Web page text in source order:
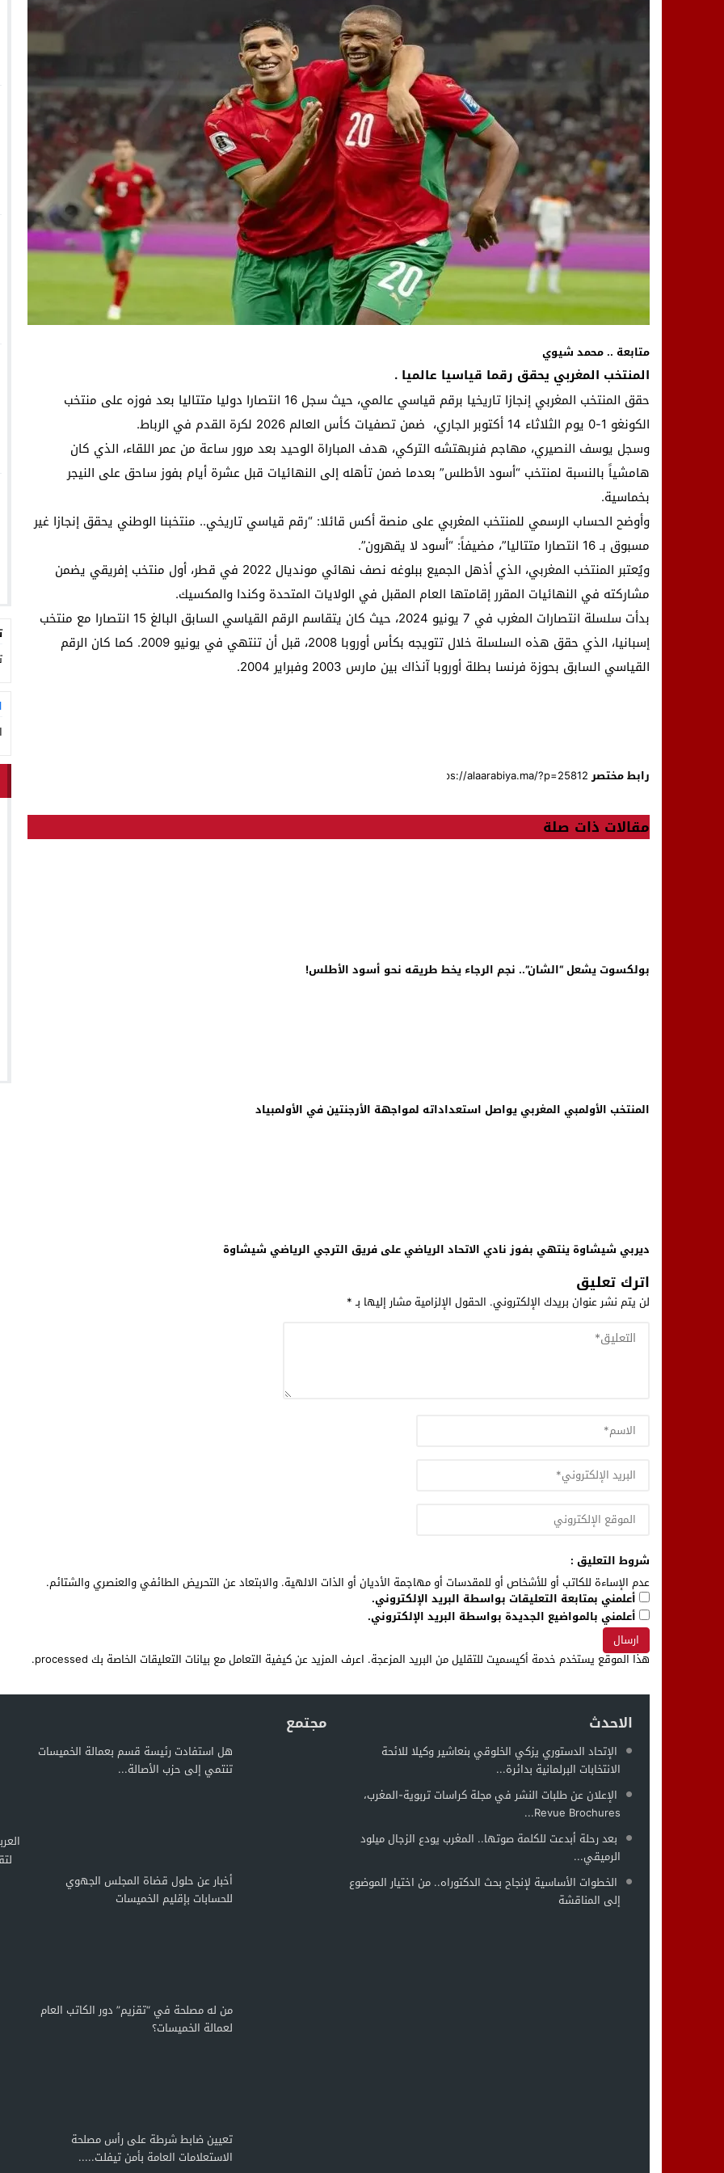
14:25 “العربية.ما” تنشر أخبار تيفلت وأصداء الأحداث فيها بصيغة أخرى
الجيش الملكي ينتفض ضد تعيين “ندالا”
طاطا: “اعتداء” على حقوقي يشعل غضب الجمعيات وملف “ماء القصبة” يفجّر الأوضاع
13:35 عقول الغد تصنع المستقبل: مسابقة “Robot Innov” بمراكش تؤسس لجيل الابتكار والتكنولوجيا
متابعة .. محمد شيوي
المنتخب المغربي يحقق رقما قياسيا عالميا .
حقق المنتخب المغربي
إنجازا تاريخيا برقم قياسي عالمي، حيث سجل 16 انتصارا دوليا متتاليا بعد فوزه على منتخب
الكونغو 1-0 يوم الثلاثاء 14 أكتوبر الجاري، ضمن تصفيات كأس العالم 2026 لكرة القدم في الرباط.
وسجل يوسف النصيري، مهاجم فنربهتشه التركي، هدف المباراة الوحيد بعد مرور ساعة من عمر اللقاء، الذي كان
هامشياً بالنسبة لمنتخب “أسود الأطلس” بعدما ضمن تأهله إلى النهائيات قبل عشرة أيام بفوز ساحق على النيجر
بخماسية.
وأوضح الحساب الرسمي للمنتخب المغربي على منصة أكس قائلا: “رقم قياسي تاريخي.. منتخبنا الوطني يحقق إنجازا غير
مسبوق بـ 16 انتصارا متتاليا”، مضيفاً: “أسود لا يقهرون”.
ويُعتبر المنتخب المغربي، الذي أذهل الجميع ببلوغه نصف نهائي مونديال 2022 في قطر، أول منتخب إفريقي يضمن
مشاركته في النهائيات المقرر إقامتها العام المقبل في الولايات المتحدة وكندا والمكسيك.
بدأت سلسلة انتصارات المغرب في 7 يونيو 2024، حيث كان يتقاسم الرقم القياسي السابق البالغ 15 انتصارا مع منتخب
إسبانيا، الذي حقق هذه السلسلة خلال تتويجه بكأس أوروبا 2008، قبل أن تنتهي في يونيو 2009. كما كان الرقم
القياسي السابق بحوزة فرنسا بطلة أوروبا آنذاك بين مارس 2003 وفبراير 2004.
رابط مختصر
مقالات ذات صلة
بولكسوت يشعل “الشان”.. نجم الرجاء يخط طريقه نحو أسود الأطلس!
المنتخب الأولمبي المغربي يواصل استعداداته لمواجهة الأرجنتين في الأولمبياد
ديربي شيشاوة ينتهي بفوز نادي الاتحاد الرياضي على فريق الترجي الرياضي شيشاوة
اترك تعليق
لن يتم نشر عنوان بريدك الإلكتروني. الحقول الإلزامية مشار إليها بـ*
شروط التعليق :
عدم الإساءة للكاتب أو للأشخاص أو للمقدسات أو مهاجمة الأديان أو الذات الالهية. والابتعاد عن التحريض الطائفي والعنصري والشتائم.
أعلمني بمتابعة التعليقات بواسطة البريد الإلكتروني.
أعلمني بالمواضيع الجديدة بواسطة البريد الإلكتروني.
هذا الموقع يستخدم خدمة أكيسميت للتقليل من البريد المزعجة. اعرف المزيد عن كيفية التعامل مع بيانات التعليقات الخاصة بك processed .
الاحدث
الإتحاد الدستوري يزكي الخلوقي بنعاشير وكيلا للائحة
الانتخابات البرلمانية بدائرة...
الإعلان عن طلبات النشر في مجلة كراسات تربوية-المغرب،
Revue Brochures...
بعد رحلة أبدعت للكلمة صوتها.. المغرب يودع الزجال ميلود
الرميقي...
الخطوات الأساسية لإنجاح بحث الدكتوراه.. من اختيار الموضوع
إلى المناقشة
مجتمع
هل استفادت رئيسة قسم بعمالة الخميسات
تنتمي إلى حزب الأصالة...
أخبار عن حلول قضاة المجلس الجهوي
للحسابات بإقليم الخميسات
من له مصلحة في “تقزيم” دور الكاتب العام
لعمالة الخميسات؟
تعيين ضابط شرطة على رأس مصلحة
الاستعلامات العامة بأمن تيفلت.....